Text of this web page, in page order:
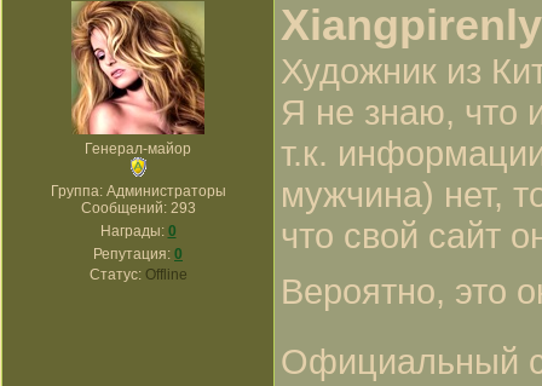
Генерал-майор
Группа: Администраторы
Сообщений: 293
Награды: 0
Репутация: 0
Статус: Offline
Художник из
Я не знаю, что
т.к.
мужчина) нет,
что свой сайт
Вероятно, это
Официальный